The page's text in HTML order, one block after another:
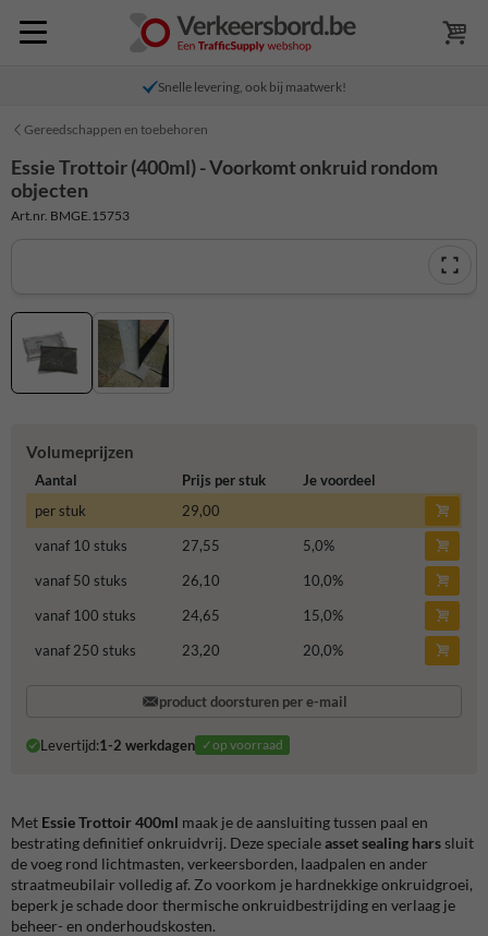
Snelle levering, ook bij maatwerk!
Gereedschappen en toebehoren
Essie Trottoir (400ml) - Voorkomt onkruid rondom
objecten
Art.nr. BMGE.15753
Volumeprijzen
Aantal Prijs per stuk
Je voordeel
per stuk
29,00
vanaf 10 stuks
27,55 5,0%
vanaf 50 stuks
26,10 10,0%
vanaf 100 stuks
24,65 15,0%
vanaf 250 stuks
23,20 20,0%
product doorsturen per e-mail
Levertijd:1-2 werkdagen ✓op voorraad
Met Essie Trottoir 400ml maak je de aansluiting tussen paal en
bestrating definitief onkruidvrij. Deze specialeasset sealing harssluit
de voeg rond lichtmasten, verkeersborden, laadpalen en ander
straatmeubilair volledig af. Zo voorkom je hardnekkige onkruidgroei,
beperk je schade door thermische onkruidbestrijding en verlaag je
beheer- en onderhoudskosten.